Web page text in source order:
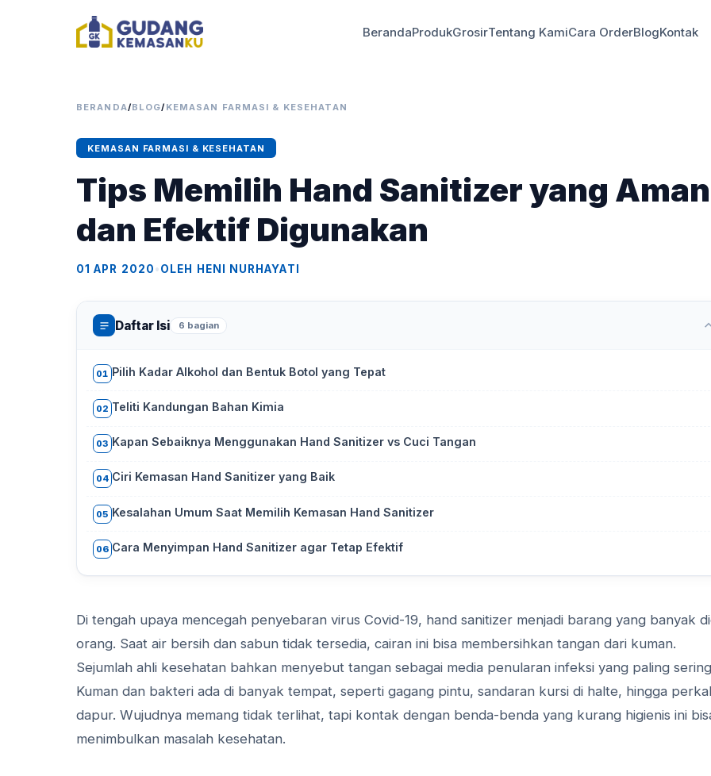
BerandaProdukGrosirTentang KamiCara OrderBlogKontak
BERANDA/BLOG/ KEMASAN FARMASI & KESEHATAN
KEMASAN FARMASI & KESEHATAN
Tips Memilih Hand Sanitizer yang Aman
dan Efektif Digunakan
01 APR 2020•OLEH HENI NURHAYATI
Daftar Isi 6 bagian
01 Pilih Kadar Alkohol dan Bentuk Botol yang Tepat
02 Teliti Kandungan Bahan Kimia
03 Kapan Sebaiknya Menggunakan Hand Sanitizer vs Cuci Tangan
04 Ciri Kemasan Hand Sanitizer yang Baik
05 Kesalahan Umum Saat Memilih Kemasan Hand Sanitizer
06 Cara Menyimpan Hand Sanitizer agar Tetap Efektif
Di tengah upaya mencegah penyebaran virus Covid-19, hand sanitizer menjadi barang yang banyak
orang. Saat air bersih dan sabun tidak tersedia, cairan ini bisa membersihkan tangan dari kuman.
Sejumlah ahli kesehatan bahkan menyebut tangan sebagai media penularan infeksi yang paling
Kuman dan bakteri ada di banyak tempat, seperti gagang pintu, sandaran kursi di halte, hingga
dapur. Wujudnya memang tidak terlihat, tapi kontak dengan benda-benda yang kurang higienis ini
menimbulkan masalah kesehatan.